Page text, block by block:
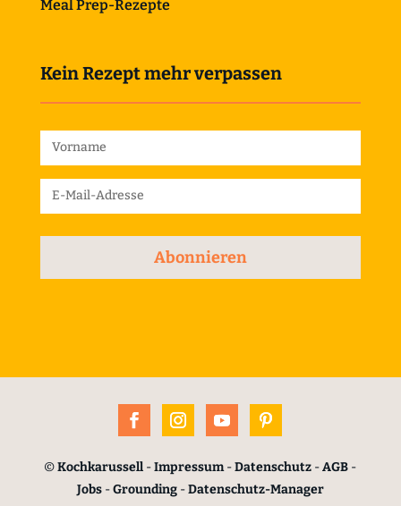
Meal Prep-Rezepte
Kein Rezept mehr verpassen
Abonnieren
©Kochkarussell -Impressum-Datenschutz -AGB -
Jobs-Grounding-Datenschutz-Manager